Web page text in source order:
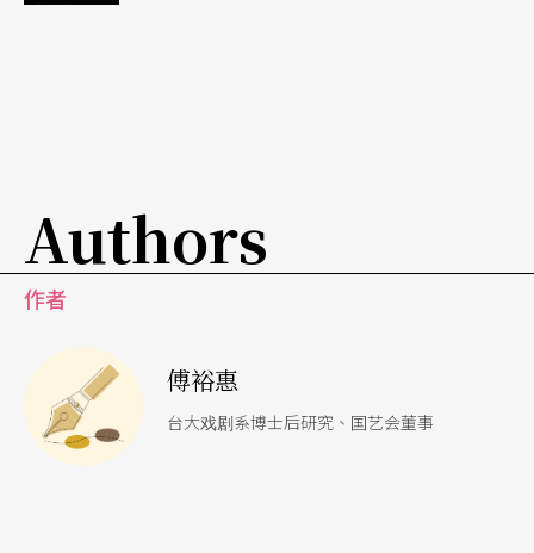
有她唱的歌，特别带有表情；也只有潘丽丽能随时
引吭，并随时高亢转音。一场龙山寺起乩掷筊的
副酸苦可怜的形象，相信戏迷应该会不敢相信自己
的眼睛！
Authors
作者
傅裕惠
台大戏剧系博士后研究、国艺会董事